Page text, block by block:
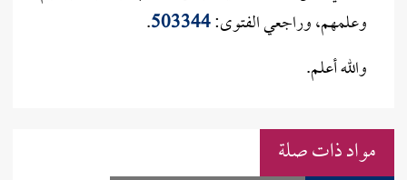
وعلمهم، وراجعي الفتوى:503344
.
والله أعلم.
مواد ذات صلة